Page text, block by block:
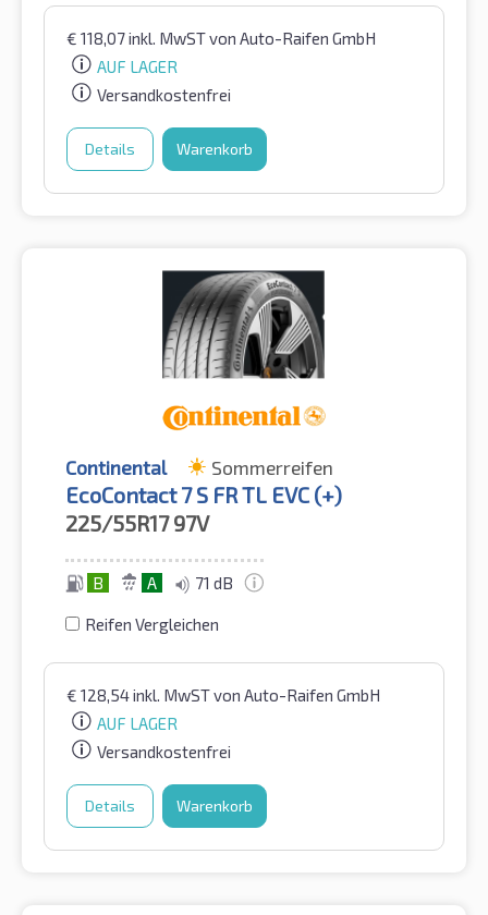
€ 118,07inkl. MwSTvon Auto-Raifen GmbH
AUF LAGER
Versandkostenfrei
Details Warenkorb
Continental Sommerreifen
EcoContact 7 S FR TL EVC (+)
225/55R17 97V
B A 71 dB
Reifen Vergleichen
€ 128,54inkl. MwSTvon Auto-Raifen GmbH
AUF LAGER
Versandkostenfrei
Details Warenkorb